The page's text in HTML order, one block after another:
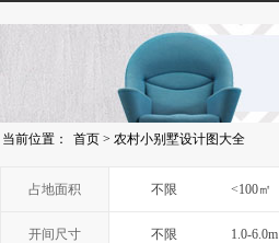
当前位置： 首页 > 农村小别墅设计图大全
占地面积 不限 <100㎡
开间尺寸 不限 1.0-6.0m